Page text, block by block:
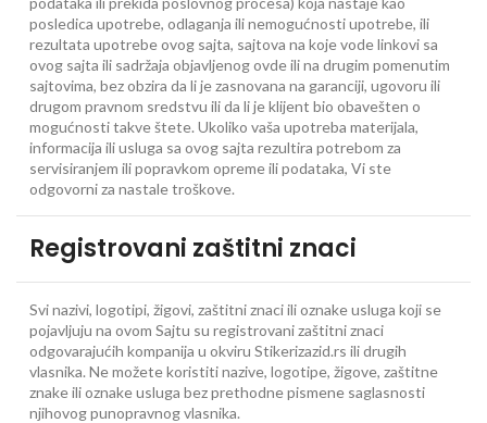
posledica upotrebe, odlaganja ili nemogućnosti upotrebe, ili
rezultata upotrebe ovog sajta, sajtova na koje vode linkovi sa
ovog sajta ili sadržaja objavljenog ovde ili na drugim pomenutim
sajtovima, bez obzira da li je zasnovana na garanciji, ugovoru ili
drugom pravnom sredstvu ili da li je klijent bio obavešten o
mogućnosti takve štete. Ukoliko vaša upotreba materijala,
informacija ili usluga sa ovog sajta rezultira potrebom za
servisiranjem ili popravkom opreme ili podataka, Vi ste
odgovorni za nastale troškove.
Registrovani zaštitni znaci
Svi nazivi, logotipi, žigovi, zaštitni znaci ili oznake usluga koji se
pojavljuju na ovom Sajtu su registrovani zaštitni znaci
odgovarajućih kompanija u okviru Stikerizazid.rs ili drugih
vlasnika. Ne možete koristiti nazive, logotipe, žigove, zaštitne
znake ili oznake usluga bez prethodne pismene saglasnosti
njihovog punopravnog vlasnika.